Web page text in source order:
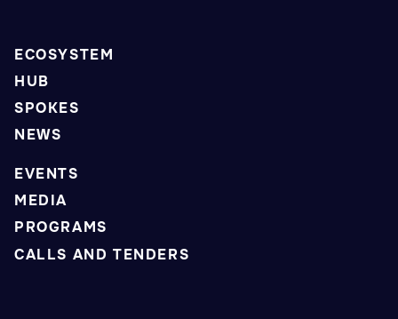
ECOSYSTEM
HUB
SPOKES
NEWS
EVENTS
MEDIA
PROGRAMS
CALLS AND TENDERS